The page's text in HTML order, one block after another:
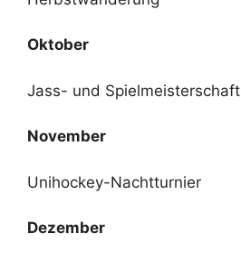
Oktober
Jass- und Spielmeisterschaft
November
Unihockey-Nachtturnier
Dezember